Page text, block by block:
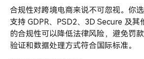
合规性对跨境电商来说不可忽视。你
支持 GDPR、PSD2、3D Secure 及
的合规性可以降低法律风险，避免罚
验证和数据处理方式符合国际标准。